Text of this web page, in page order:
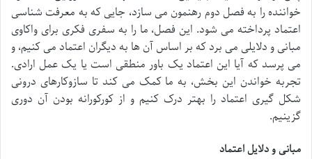
خواننده را به فصل دوم رهنمون می سازد، جایی که به معرفت شناسی
اعتماد پرداخته می شود. این فصل، ما را به سفری فکری برای واکاوی
مبانی و دلایلی می برد که بر اساس آن ها به دیگران اعتماد می کنیم، و
می پرسد که آیا این اعتماد یک باور منطقی است یا یک عمل ارادی.
تجربه خواندن این بخش، به ما کمک می کند تا سازوکارهای درونی
شکل گیری اعتماد را بهتر درک کنیم و از کورکورانه بودن آن دوری
گزینیم.
مبانی و دلایل اعتماد